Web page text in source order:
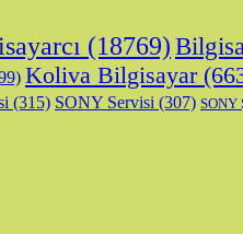
(18769)
Koliva Bilgisayar
(315) SONY Servisi (307) SONY